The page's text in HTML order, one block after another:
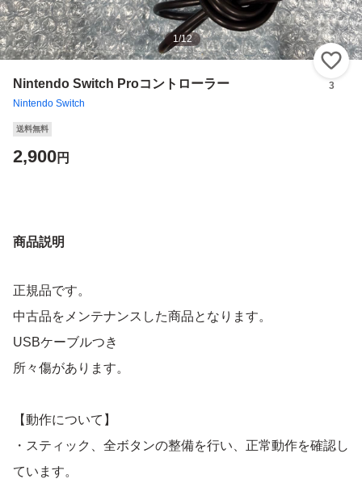
1/12
Nintendo Switch Proコントローラー
Nintendo Switch
3
送料無料
2,900円
商品説明
正規品です。
中古品をメンテナンスした商品となります。
USBケーブルつき
所々傷があります。
【動作について】
・スティック、全ボタンの整備を行い、正常動作を確認し
ています。